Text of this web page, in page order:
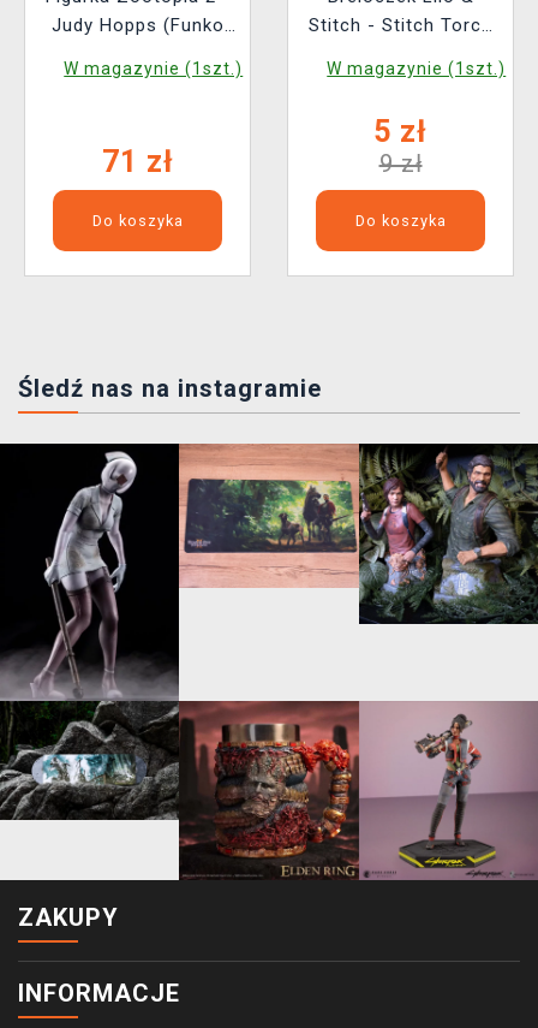
Judy Hopps (Funko
W magazynie (1szt.)
71 zł
Do koszyka
Stitch - Stitch Torch
W magazynie (1szt.)
5 zł
9 zł
Do koszyka
Śledź nas na instagramie
ZAKUPY
INFORMACJE